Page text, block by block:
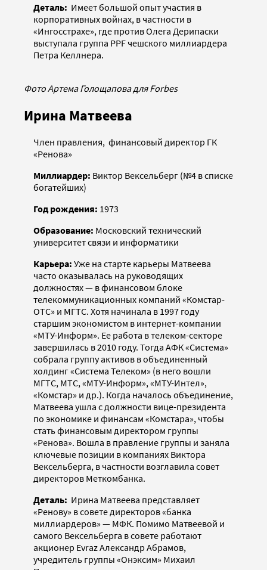
Деталь: Имеет большой опыт участия в
корпоративных войнах, в частности в
«Ингосстрахе», где против Олега Дерипаски
выступала группа PPF чешского миллиардера
Петра Келлнера.
Фото Артема Голощапова для Forbes
Ирина Матвеева
Член правления, финансовый директор ГК
«Ренова»
Миллиардер: Виктор Вексельберг (№4 в списке
богатейших)
Год рождения: 1973
Образование: Московский технический
университет связи и информатики
Карьера: Уже на старте карьеры Матвеева
часто оказывалась на руководящих
должностях — в финансовом блоке
телекоммуникационных компаний «Комстар-
ОТС» и МГТС. Хотя начинала в 1997 году
старшим экономистом в интернет-компании
«МТУ-Информ». Ее работа в телеком-секторе
завершилась в 2010 году. Тогда АФК «Система»
собрала группу активов в объединенный
холдинг «Система Телеком» (в него вошли
МГТС, МТС, «МТУ-Информ», «МТУ-Интел»,
«Комстар» и др.). Когда началось объединение,
Матвеева ушла с должности вице-президента
по экономике и финансам «Комстара», чтобы
стать финансовым директором группы
«Ренова». Вошла в правление группы и заняла
ключевые позиции в компаниях Виктора
Вексельберга, в частности возглавила совет
директоров Меткомбанка.
Деталь: Ирина Матвеева представляет
«Ренову» в совете директоров «банка
миллиардеров» — МФК. Помимо Матвеевой и
самого Вексельберга в совете работают
акционер Evraz Александр Абрамов,
учредитель группы «Онэксим» Михаил